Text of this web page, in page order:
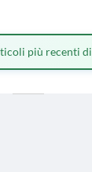
più recenti di